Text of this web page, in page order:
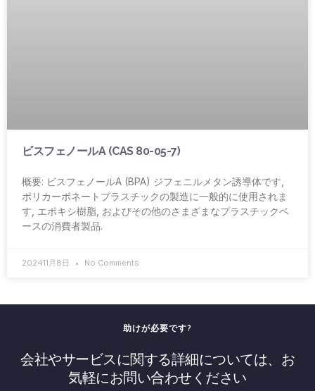
ビスフェノールA (CAS 80-05-7)
概要: ビスフェノールA (BPA) ジフェニルメタン誘導体です,
ポリカーボネートプラスチックの製造に一般的に使用されま
す, エポキシ樹脂, およびその他のさまざまなプラスチックベ
ースの消費者製品.
202411月8日 No Comments
助けが必要です?
会社やサービスに関する詳細については、お
気軽にお問い合わせください